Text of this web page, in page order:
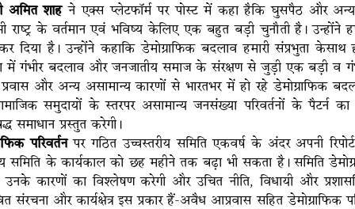
अमित शाहने एक्स प्लेटफॉर्म पर पोस्ट में कहा हैकि घुसपैठ और अन्य
राष्ट्र के वर्तमान एवं भविष्य केलिए एक बहुत बड़ी चुनौती है। उन्होंने
दिया है। उन्होंने कहाकि डेमोग्राफिक बदलाव हमारी संप्रभुता केसाथ
में गंभीर बदलाव और जनजातीय समाज के संरक्षण से जुड़ी एक बड़ी व
और अन्य असामान्य कारणों से भारतभर में हो रहे डेमोग्राफिक
समुदायों के स्तरपर असामान्य जनसंख्या परिवर्तनों के पैटर्न
समाधान प्रस्तुत करेगी।
परिवर्तनपर गठित उच्चस्तरीय समिति एकवर्ष के अंदर अपनी
समिति के कार्यकाल को छह महीने तक बढ़ा भी सकता है। समिति
उनके कारणों का विश्लेषण करेगी और उचित नीति, विधायी और
संरचना और कार्यक्षेत्र इस प्रकार हैं-अवैध आप्रवास सहित डेमोग्राफिक